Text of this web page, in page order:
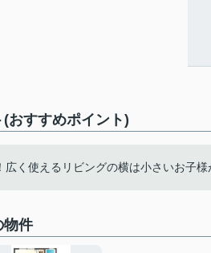
おすすめポイント)
く使えるリビングの横は小さいお子
物件